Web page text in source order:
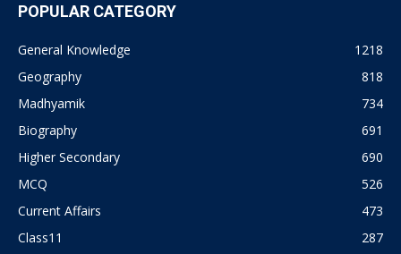
POPULAR CATEGORY
General Knowledge
1218
Geography
818
Madhyamik
734
Biography
691
Higher Secondary
690
MCQ
526
Current Affairs
473
Class11
287